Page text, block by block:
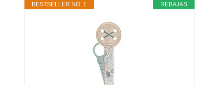
REBAJAS
BESTSELLER NO. 1